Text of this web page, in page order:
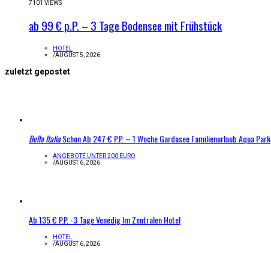
7101 VIEWS
ab 99 € p.P. – 3 Tage Bodensee mit Frühstück
HOTEL
/AUGUST 5, 2026
zuletzt gepostet
Bella ItaliaSchon Ab 247 € P.P. – 1 Woche Gardasee Familienurlaub Aqua Park
ANGEBOTE UNTER 200 EURO
/AUGUST 6, 2026
Ab 135 € P.P. -3 Tage Venedig Im Zentralen Hotel
HOTEL
/AUGUST 6, 2026